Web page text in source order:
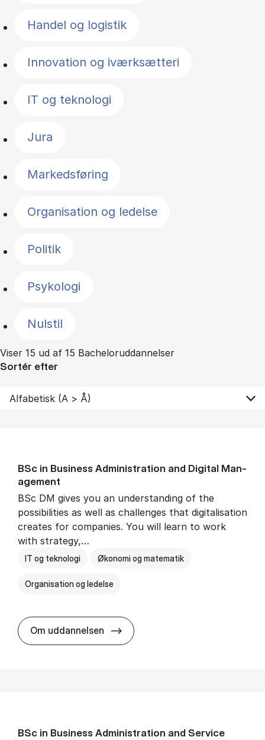
Handel og logistik
Innovation og iværksætteri
IT og teknologi
Jura
Markedsføring
Organisation og ledelse
Politik
Psykologi
Nulstil
Viser 15 ud af 15 Bacheloruddannelser
Sortér efter
BSc in Busi­ness Ad­min­is­tra­tion and Di­git­al Man­
age­ment
BSc DM gives you an understanding of the
possibilities as well as challenges that digitalisation
creates for companies. You will learn to work
with strategy,…
IT og teknologi Økonomi og matematik
Organisation og ledelse
Om uddannelsen BSc in Busi­ness Ad­min­is­tra­tion
BSc in Busi­ness Ad­min­is­tra­tion and Ser­vice